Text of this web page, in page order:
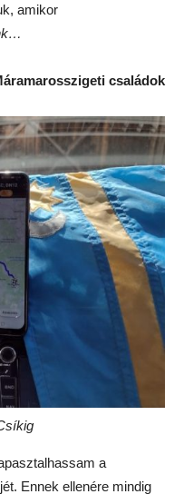
amikor
családok
a
Ennek ellenére mindig